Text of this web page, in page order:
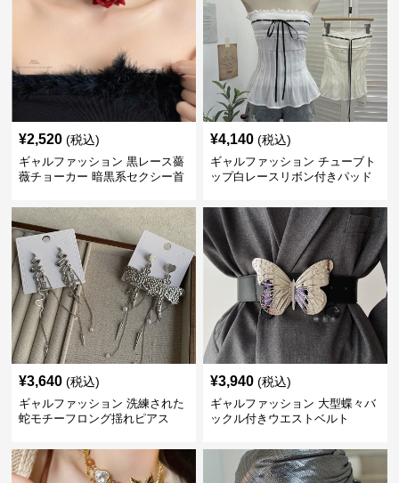
¥2,520 (税込)
ギャルファッション 黒レース薔
薇チョーカー 暗黒系セクシー首
¥4,140 (税込)
ギャルファッション チューブト
ップ白レースリボン付きパッド
¥3,640 (税込)
ギャルファッション 洗練された
蛇モチーフロング揺れピアス
¥3,940 (税込)
ギャルファッション 大型蝶々バ
ックル付きウエストベルト